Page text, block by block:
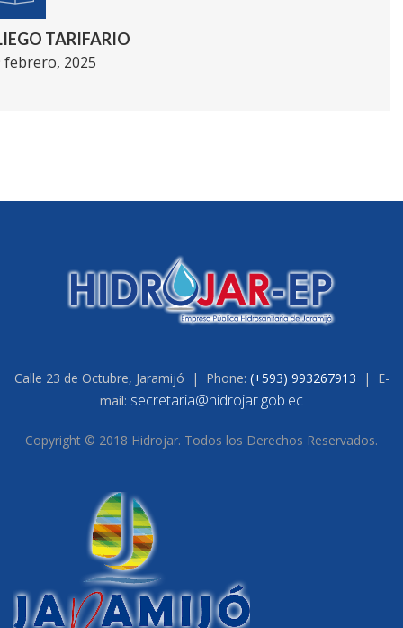
TARIFARIO
febrero, 2025
Calle 23 de Octubre, Jaramijó | Phone: (+593) 993267913 | E-
mail: secretaria@hidrojar.gob.ec
Copyright © 2018 Hidrojar. Todos los Derechos Reservados.